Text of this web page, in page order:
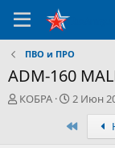
ПВО и ПРО
ADM-160
А
КОБРА
Д
т
2 Июн